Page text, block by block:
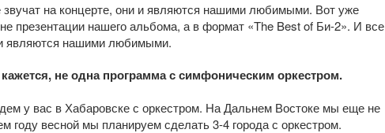
звучат на концерте, они и являются нашими любимыми. Вот уже
презентации нашего альбома, а в формат «The Best of Би-2». И все
являются нашими любимыми.
не одна программа с симфоническим оркестром.
у вас в Хабаровске с оркестром. На Дальнем Востоке мы еще не
году весной мы планируем сделать 3-4 города с оркестром.